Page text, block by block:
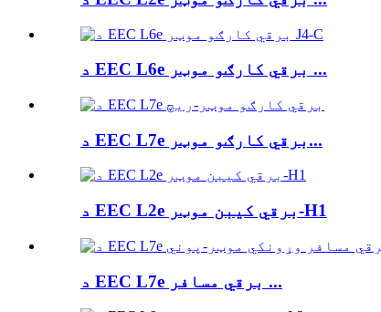
د EEC L6e برقي کارګو موټر ...
د EEC L7e برقي کارګو موټر...
د EEC L2e برقي کیبن موټر-H1
د EEC L7e برقي مسافر ...